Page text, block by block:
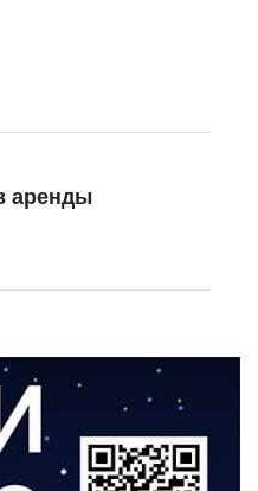
аренды
станций
области